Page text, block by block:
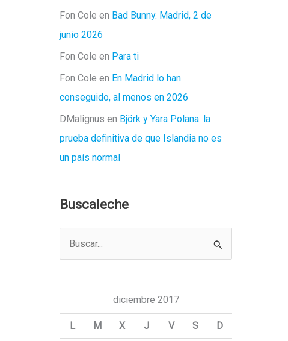
Fon Cole en Bad Bunny. Madrid, 2 de
junio 2026
Fon Cole en Para ti
Fon Cole en En Madrid lo han
conseguido, al menos en 2026
DMalignus en Björk y Yara Polana: la
prueba definitiva de que Islandia no es
un país normal
Buscaleche
a
diciembre 2017
L M X J V S D